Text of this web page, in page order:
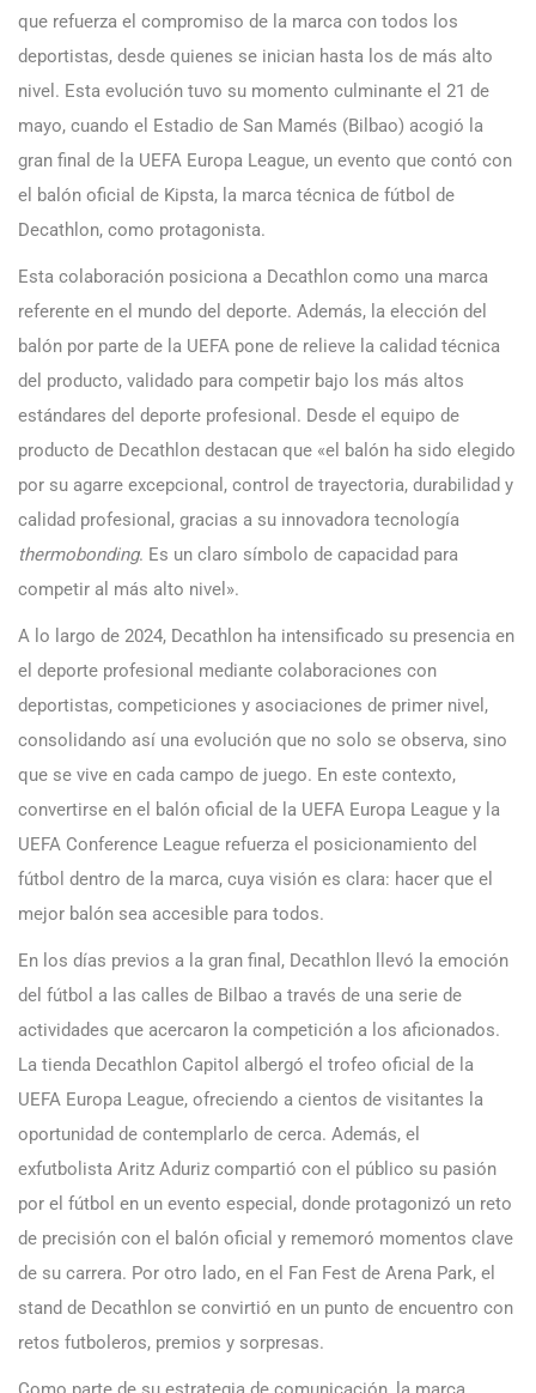
que refuerza el compromiso de la marca con todos los
deportistas, desde quienes se inician hasta los de más alto
nivel. Esta evolución tuvo su momento culminante el 21 de
mayo, cuando el Estadio de San Mamés (Bilbao) acogió la
gran final de la UEFA Europa League, un evento que contó con
el balón oficial de Kipsta, la marca técnica de fútbol de
Decathlon, como protagonista.
Esta colaboración posiciona a Decathlon como una marca
referente en el mundo del deporte. Además, la elección del
balón por parte de la UEFA pone de relieve la calidad técnica
del producto, validado para competir bajo los más altos
estándares del deporte profesional. Desde el equipo de
producto de Decathlon destacan que «el balón ha sido elegido
por su agarre excepcional, control de trayectoria, durabilidad y
calidad profesional, gracias a su innovadora tecnología
thermobonding. Es un claro símbolo de capacidad para
competir al más alto nivel».
A lo largo de 2024, Decathlon ha intensificado su presencia en
el deporte profesional mediante colaboraciones con
deportistas, competiciones y asociaciones de primer nivel,
consolidando así una evolución que no solo se observa, sino
que se vive en cada campo de juego. En este contexto,
convertirse en el balón oficial de la UEFA Europa League y la
UEFA Conference League refuerza el posicionamiento del
fútbol dentro de la marca, cuya visión es clara: hacer que el
mejor balón sea accesible para todos.
En los días previos a la gran final, Decathlon llevó la emoción
del fútbol a las calles de Bilbao a través de una serie de
actividades que acercaron la competición a los aficionados.
La tienda Decathlon Capitol albergó el trofeo oficial de la
UEFA Europa League, ofreciendo a cientos de visitantes la
oportunidad de contemplarlo de cerca. Además, el
exfutbolista Aritz Aduriz compartió con el público su pasión
por el fútbol en un evento especial, donde protagonizó un reto
de precisión con el balón oficial y rememoró momentos clave
de su carrera. Por otro lado, en el Fan Fest de Arena Park, el
stand de Decathlon se convirtió en un punto de encuentro con
retos futboleros, premios y sorpresas.